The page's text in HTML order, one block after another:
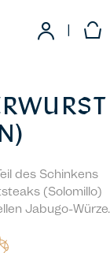
des Schinkens
(Solomillo)
Jabugo-Würze.